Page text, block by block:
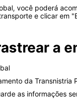
você poderá
e clicar em
a
da Transnistria
as informações